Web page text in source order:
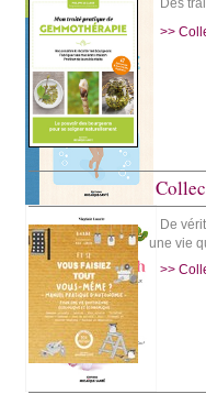
Des
>>
De
une vie
>>